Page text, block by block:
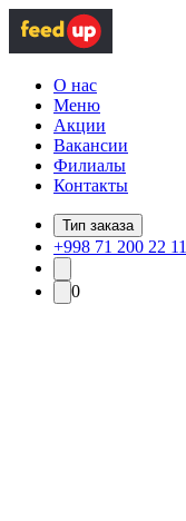
О нас
Меню
Акции
Вакансии
Филиалы
Контакты
Тип заказа
+998 71 200 22 11
0